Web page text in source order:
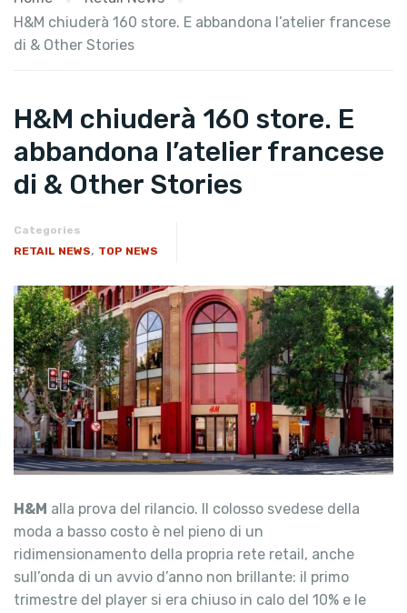
H&M chiuderà 160 store. E abbandona l’atelier francese
di & Other Stories
H&M chiuderà 160 store. E
abbandona l’atelier francese
di & Other Stories
Categories
RETAIL NEWS, TOP NEWS
H&M alla prova del rilancio. Il colosso svedese della
moda a basso costo è nel pieno di un
ridimensionamento della propria rete retail, anche
sull’onda di un avvio d’anno non brillante: il primo
trimestre del player si era chiuso in calo del 10% e le